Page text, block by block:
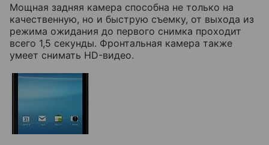
Мощная задняя камера способна не только на
качественную, но и быструю съемку, от выхода из
режима ожидания до первого снимка проходит
всего 1,5 секунды. Фронтальная камера также
умеет снимать HD-видео.